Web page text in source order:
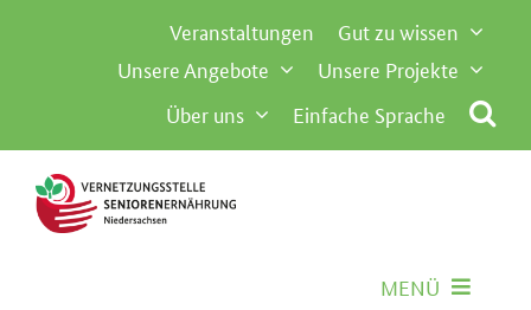
Veranstaltungen
Gut zu wissen
Unsere Angebote
Unsere Projekte
Über uns
Einfache Sprache
MENÜ